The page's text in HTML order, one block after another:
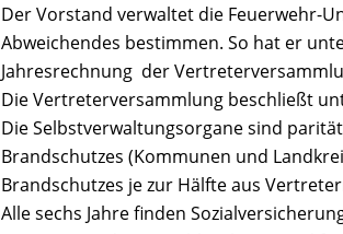
Der Vorstand verwaltet die Feuerwehr-
Abweichendes bestimmen. So hat er
Jahresrechnung der
Die Vertreterversammlung beschließt
Die Selbstverwaltungsorgane sind
Brandschutzes (Kommunen und
Brandschutzes je zur Hälfte aus
Alle sechs Jahre finden